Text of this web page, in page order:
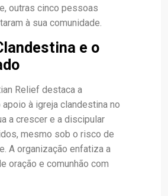
outras cinco pessoas
à sua comunidade.
e o
Relief destaca a
à igreja clandestina no
a crescer e a discipular
mesmo sob o risco de
A organização enfatiza a
oração e comunhão com